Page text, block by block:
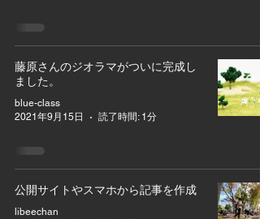
藤原さんのジオラマがついに完成し
ました。
blue-class
2021年9月15日
読了時間: 1分
公開サイトやスマホから記事を作成
libeechan